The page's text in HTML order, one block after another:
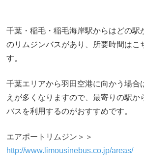
千葉・稲毛・稲毛海岸駅からはどの駅
のリムジンバスがあり、所要時間はこ
す。
千葉エリアから羽田空港に向かう場合
えが多くなりますので、最寄りの駅か
バスを利用するのがおすすめです。
エアポートリムジン＞＞
http://www.limousinebus.co.jp/areas/